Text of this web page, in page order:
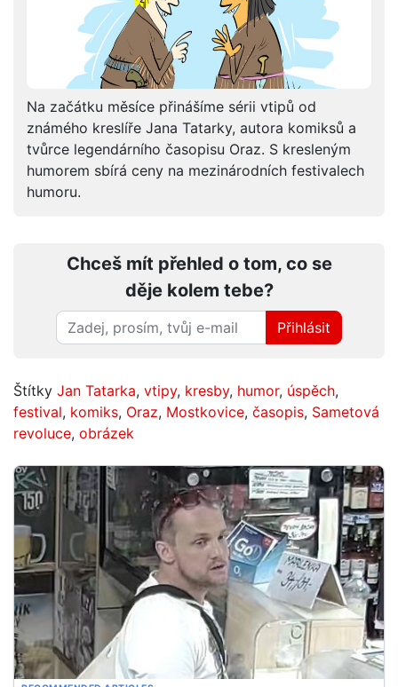
Na začátku měsíce přinášíme sérii vtipů od
známého kreslíře Jana Tatarky, autora komiksů a
tvůrce legendárního časopisu Oraz. S kresleným
humorem sbírá ceny na mezinárodních festivalech
humoru.
Chceš mít přehled o tom, co se
děje kolem tebe?
Přihlásit
Štítky Jan Tatarka, vtipy, kresby, humor, úspěch,
festival, komiks, Oraz, Mostkovice, časopis, Sametová
revoluce, obrázek